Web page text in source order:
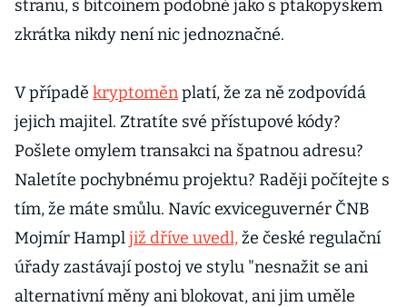
stranu, s bitcoinem podobně jako s ptakopyskem
zkrátka nikdy není nic jednoznačné.
V případě kryptoměnplatí, že za ně zodpovídá
jejich majitel. Ztratíte své přístupové kódy?
Pošlete omylem transakci na špatnou adresu?
Naletíte pochybnému projektu? Raději počítejte s
tím, že máte smůlu. Navíc exviceguvernér ČNB
Mojmír Hampljiž dříve uvedl,že české regulační
úřady zastávají postoj ve stylu "nesnažit se ani
alternativní měny ani blokovat, ani jim uměle